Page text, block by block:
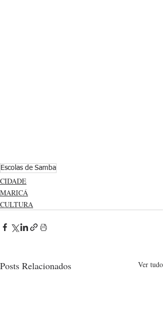
Escolas de Samba
CIDADE
MARICÁ
CULTURA
Posts Relacionados Ver tudo